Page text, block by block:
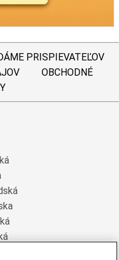
PRISPIEVATEĽOV
OBCHODNÉ